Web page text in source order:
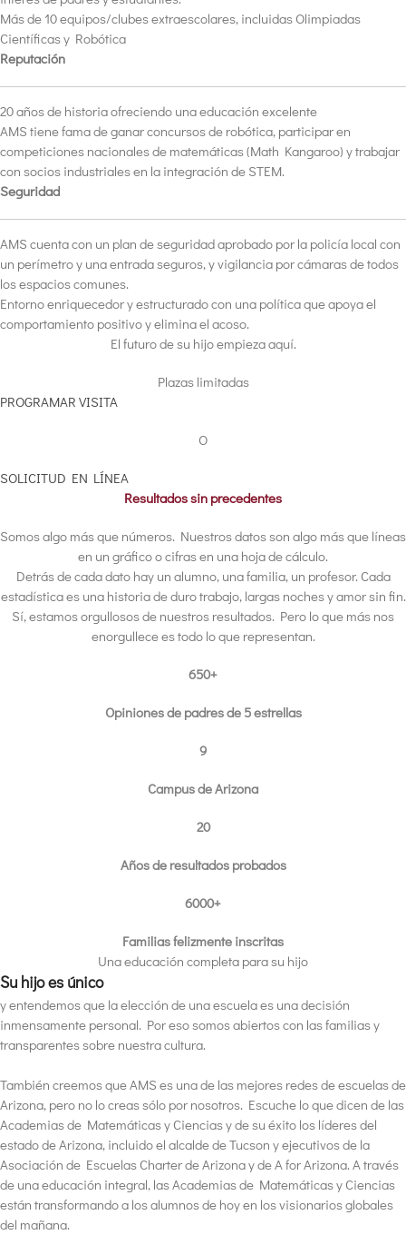
Más de 10 equipos/clubes extraescolares, incluidas Olimpiadas
Científicas y Robótica
Reputación
20 años de historia ofreciendo una educación excelente
AMS tiene fama de ganar concursos de robótica, participar en
competiciones nacionales de matemáticas (Math Kangaroo) y trabajar
con socios industriales en la integración de STEM.
Seguridad
AMS cuenta con un plan de seguridad aprobado por la policía local con
un perímetro y una entrada seguros, y vigilancia por cámaras de todos
los espacios comunes.
Entorno enriquecedor y estructurado con una política que apoya el
comportamiento positivo y elimina el acoso.
El futuro de su hijo empieza aquí.
Plazas limitadas
PROGRAMAR VISITA
O
SOLICITUD EN LÍNEA
Resultados sin precedentes
Somos algo más que números. Nuestros datos son algo más que líneas
en un gráfico o cifras en una hoja de cálculo.
Detrás de cada dato hay un alumno, una familia, un profesor. Cada
estadística es una historia de duro trabajo, largas noches y amor sin fin.
Sí, estamos orgullosos de nuestros resultados. Pero lo que más nos
enorgullece es todo lo que representan.
650+
Opiniones de padres de 5 estrellas
9
Campus de Arizona
20
Años de resultados probados
6000+
Familias felizmente inscritas
Una educación completa para su hijo
Su hijo es único
y entendemos que la elección de una escuela es una decisión
inmensamente personal. Por eso somos abiertos con las familias y
transparentes sobre nuestra cultura.
También creemos que AMS es una de las mejores redes de escuelas de
Arizona, pero no lo creas sólo por nosotros. Escuche lo que dicen de las
Academias de Matemáticas y Ciencias y de su éxito los líderes del
estado de Arizona, incluido el alcalde de Tucson y ejecutivos de la
Asociación de Escuelas Charter de Arizona y de A for Arizona. A través
de una educación integral, las Academias de Matemáticas y Ciencias
están transformando a los alumnos de hoy en los visionarios globales
del mañana.